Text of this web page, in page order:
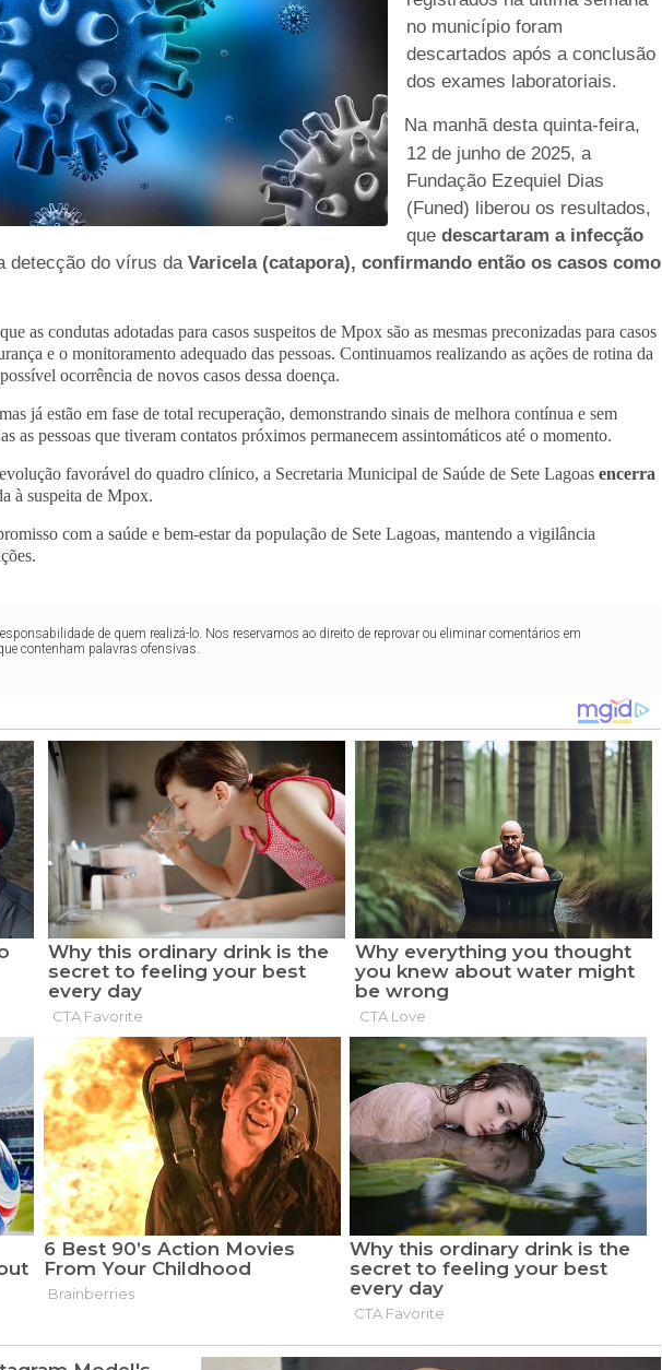
no município foram
descartados após a conclusão
dos exames laboratoriais.
·
Na manhã desta quinta-feira,
12 de junho de 2025, a
Fundação Ezequiel Dias
(Funed) liberou os resultados,
que descartaram a infecção
detecção do vírus daVaricela (catapora), confirmando então os casos como
as condutas adotadas para casos suspeitos de Mpox são as mesmas preconizadas para casos
e o monitoramento adequado das pessoas. Continuamos realizando as ações de rotina da
ocorrência de novos casos dessa doença.
já estão em fase de total recuperação, demonstrando sinais de melhora contínua e sem
as pessoas que tiveram contatos próximos permanecem assintomáticos até o momento.
favorável do quadro clínico, a Secretaria Municipal de Saúde de Sete Lagoas encerra
à suspeita de Mpox.
com a saúde e bem-estar da população de Sete Lagoas, mantendo a vigilância
de quem realizá-lo. Nos reservamos ao direito de reprovar ou eliminar comentários em
contenham palavras ofensivas.